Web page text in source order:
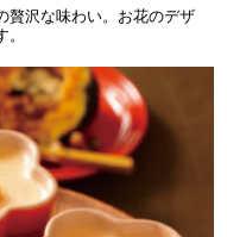
贅沢な味わい。お花のデザ